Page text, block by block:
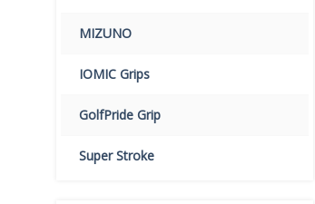
MIZUNO
IOMIC Grips
GolfPride Grip
Super Stroke